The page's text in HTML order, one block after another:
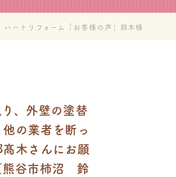
ハートリフォーム「お客様の声」鈴木様
、外壁の塗替
の業者を断っ
木さんにお願
熊谷市柿沼 鈴